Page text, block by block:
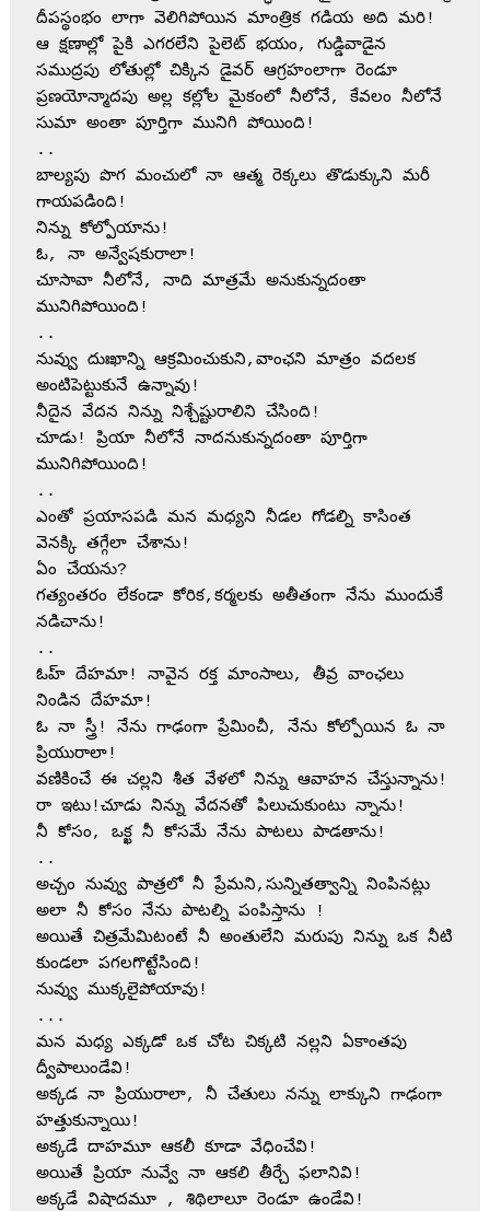
దీపస్థంభం లాగా వెలిగిపోయిన మాంత్రిక గడియ అది మరి!
ఆ క్షణాల్లో పైకి ఎగరలేని పైలెట్ భయం, గుడ్డివాడైన
సముద్రపు లోతుల్లో చిక్కిన డైవర్ ఆగ్రహంలాగా రెండూ
ప్రణయోన్మాదపు అల్ల కల్లోల మైకంలో నీలోనే, కేవలం నీలోనే
సుమా అంతా పూర్తిగా మునిగి పోయింది!
..
బాల్యపు పొగ మంచులో నా ఆత్మ రెక్కలు తొడుక్కుని మరీ
గాయపడింది!
నిన్ను కోల్పోయాను!
ఓ, నా అన్వేషకురాలా!
చూసావా నీలోనే, నాది మాత్రమే అనుకున్నదంతా
మునిగిపోయింది!
..
నువ్వు దుఃఖాన్ని ఆక్రమించుకుని,వాంఛని మాత్రం వదలక
అంటిపెట్టుకునే ఉన్నావు!
నీదైన వేదన నిన్ను నిశ్చేష్టురాలిని చేసింది!
చూడు! ప్రియా నీలోనే నాదనుకున్నదంతా పూర్తిగా
మునిగిపోయింది!
..
ఎంతో ప్రయాసపడి మన మధ్యని నీడల గోడల్ని కాసింత
వెనక్కి తగ్గేలా చేశాను!
ఏం చేయను?
గత్యంతరం లేకండా కోరిక,కర్మలకు అతీతంగా నేను ముందుకే
నడిచాను!
..
ఓహ్ దేహమా! నావైన రక్త మాంసాలు, తీవ్ర వాంఛలు
నిండిన దేహమా!
ఓ నా స్త్రీ! నేను గాఢంగా ప్రేమించీ, నేను కోల్పోయిన ఓ నా
ప్రియురాలా!
వణికించే ఈ చల్లని శీత వేళలో నిన్ను ఆవాహన చేస్తున్నాను!
రా ఇటు!చూడు నిన్ను వేదనతో పిలుచుకుంటు న్నాను!
నీ కోసం, ఒక్ఖ నీ కోసమే నేను పాటలు పాడతాను!
..
అచ్చం నువ్వు పాత్రలో నీ ప్రేమని,సున్నితత్వాన్ని నింపినట్లు
అలా నీ కోసం నేను పాటల్ని పంపిస్తాను !
అయితే చిత్రమేమిటంటే నీ అంతులేని మరుపు నిన్ను ఒక నీటి
కుండలా పగలగొట్టేసింది!
నువ్వు ముక్కలైపోయావు!
...
మన మధ్య ఎక్కడో ఒక చోట చిక్కటి నల్లని ఏకాంతపు
ద్వీపాలుండేవి!
అక్కడ నా ప్రియురాలా, నీ చేతులు నన్ను లాక్కుని గాఢంగా
హత్తుకున్నాయి!
అక్కడే దాహమూ ఆకలీ కూడా వేధించేవి!
అయితే ప్రియా నువ్వే నా ఆకలి తీర్చే ఫలానివి!
అక్కడే విషాదమూ , శిథిలాలూ రెండూ ఉండేవి!